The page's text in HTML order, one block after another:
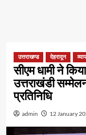
उत्तराखण्ड देहरादून
सीएम धामी ने
उत्तराखंडी
प्रतिनिधि
admin 12 January